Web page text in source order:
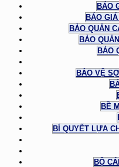
BÁO
BÁO
BẢO QUẢN
BẢO
BẢO
BẢO VỆ
BỀ
BÍ QUYẾT LỰA
BỘ